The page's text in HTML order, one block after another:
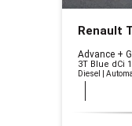
Renault
Advance +
3T Blue dCi
Diesel |